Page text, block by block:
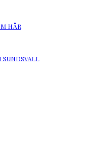
HÅR
SUNDSVALL